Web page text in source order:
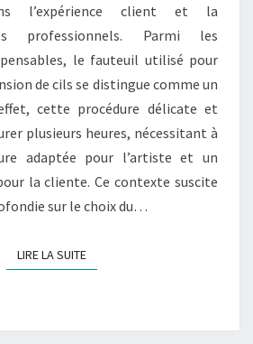
O
I
S
I
R
U
N
F
A
T
I
E
l’expérience client et la
professionnels. Parmi les
le fauteuil utilisé pour
de cils se distingue comme un
cette procédure délicate et
plusieurs heures, nécessitant à
adaptée pour l’artiste et un
la cliente. Ce contexte suscite
sur le choix du…
LIRE LA SUITELIRE LA SUITE